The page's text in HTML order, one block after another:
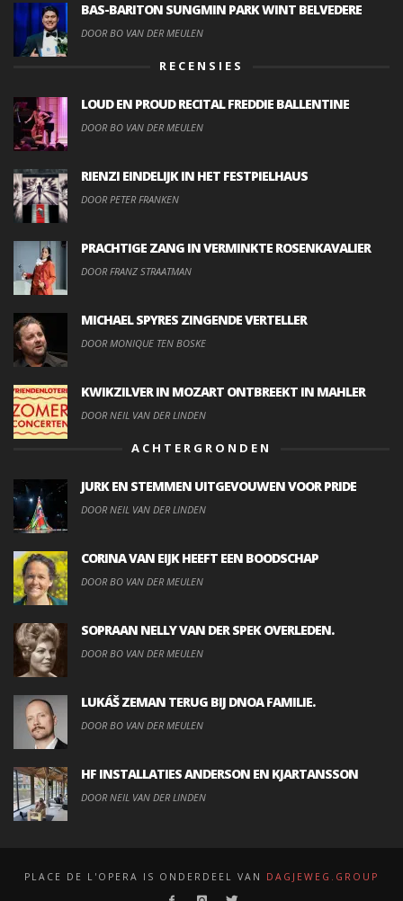
BAS-BARITON SUNGMIN PARK WINT BELVEDERE
DOOR BO VAN DER MEULEN
RECENSIES
LOUD EN PROUD RECITAL FREDDIE BALLENTINE
DOOR BO VAN DER MEULEN
RIENZI EINDELIJK IN HET FESTPIELHAUS
DOOR PETER FRANKEN
PRACHTIGE ZANG IN VERMINKTE ROSENKAVALIER
DOOR FRANZ STRAATMAN
MICHAEL SPYRES ZINGENDE VERTELLER
DOOR MONIQUE TEN BOSKE
KWIKZILVER IN MOZART ONTBREEKT IN MAHLER
DOOR NEIL VAN DER LINDEN
ACHTERGRONDEN
JURK EN STEMMEN UITGEVOUWEN VOOR PRIDE
DOOR NEIL VAN DER LINDEN
CORINA VAN EIJK HEEFT EEN BOODSCHAP
DOOR BO VAN DER MEULEN
SOPRAAN NELLY VAN DER SPEK OVERLEDEN.
DOOR BO VAN DER MEULEN
LUKÁŠ ZEMAN TERUG BIJ DNOA FAMILIE.
DOOR BO VAN DER MEULEN
HF INSTALLATIES ANDERSON EN KJARTANSSON
DOOR NEIL VAN DER LINDEN
PLACE DE L'OPERA IS ONDERDEEL VAN DAGJEWEG.GROUP